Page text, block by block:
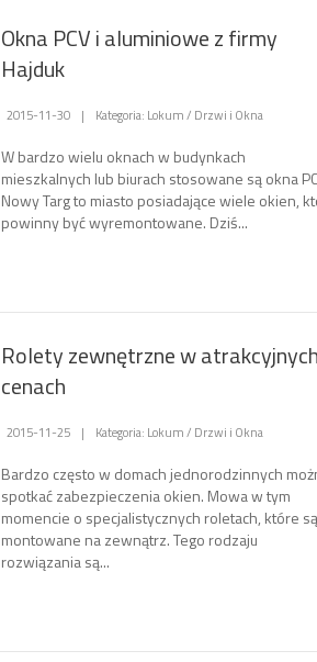
Okna PCV i aluminiowe z firmy
Hajduk
2015-11-30 | Kategoria: Lokum / Drzwi i Okna
W bardzo wielu oknach w budynkach
mieszkalnych lub biurach stosowane są okna
Nowy Targ to miasto posiadające wiele okien,
powinny być wyremontowane. Dziś...
Rolety zewnętrzne w
cenach
2015-11-25 | Kategoria: Lokum / Drzwi i Okna
Bardzo często w domach jednorodzinnych
spotkać zabezpieczenia okien. Mowa w tym
momencie o specjalistycznych roletach, które są
montowane na zewnątrz. Tego rodzaju
rozwiązania są...